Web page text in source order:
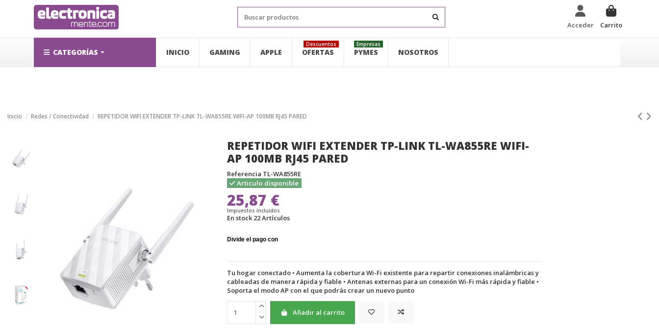
Acceder Carrito
CATEGORÍAS INICIO GAMING APPLE OFERTAS
Descuentos
PYMES
Empresas
NOSOTROS
Inicio Redes / Conectividad REPETIDOR WIFI EXTENDER TP-LINK TL-WA855RE WIFI-AP 100MB RJ45 PARED
REPETIDOR WIFI EXTENDER TP-LINK TL-WA855RE WIFI-
AP 100MB RJ45 PARED
Referencia TL-WA855RE
Articulo disponible
25,87 €
Impuestos incluidos
En stock 22 Artículos
Tu hogar conectado • Aumenta la cobertura Wi-Fi existente para repartir conexiones inalámbricas y
cableadas de manera rápida y fiable • Antenas externas para un conexión Wi-Fi más rápida y fiable •
Soporta el modo AP con el que podrás crear un nuevo punto
Añadir al carrito